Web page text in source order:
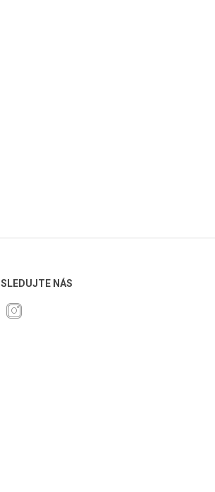
SLEDUJTE NÁS